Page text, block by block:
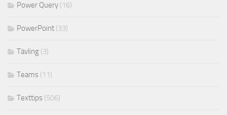
Power Query (16)
PowerPoint (33)
Tävling (3)
Teams (11)
Texttips (506)